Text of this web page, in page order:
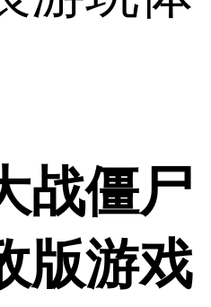
战僵尸
版游戏